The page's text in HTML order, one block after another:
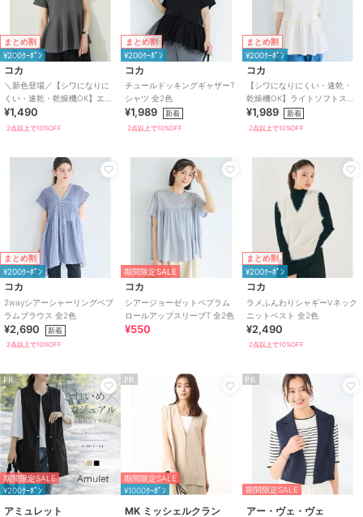
まとめ割
¥200ｸｰﾎﾟﾝ
コカ
＼新色登場／【シワになりに
くい・速乾・乾燥機OK】エン
ボス切り替えフレアトップス
全5色
¥1,490
2点以上で10%OFF
まとめ割
¥200ｸｰﾎﾟﾝ
コカ
チュールドッキングギャザーT
シャツ 全2色
¥1,989 新着
2点以上で10%OFF
まとめ割
¥200ｸｰﾎﾟﾝ
コカ
【シワになりにくい・速乾・
乾燥機OK】ライトソフトスウ
ェットウエストギャザー切替
トップス 全2色
¥1,989 新着
2点以上で10%OFF
まとめ割
¥200ｸｰﾎﾟﾝ
コカ
2wayシアーシャーリングペプ
ラムブラウス 全2色
¥2,690 新着
2点以上で10%OFF
期間限定SALE
コカ
シアージョーゼットペプラム
ロールアップスリーブT 全2色
¥550
まとめ割
¥200ｸｰﾎﾟﾝ
コカ
ラメふんわりシャギーVネック
ニットベスト 全2色
¥2,490
2点以上で10%OFF
PR
期間限定SALE
¥200ｸｰﾎﾟﾝ
アミュレット
PR
期間限定SALE
¥1000ｸｰﾎﾟﾝ
MK ミッシェルクラン
PR
期間限定SALE
アー・ヴェ・ヴェ